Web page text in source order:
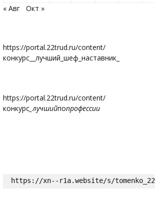
« Авг
Окт »
https://portal.22trud.ru/content/
конкурс__лучший_шеф_наставник_
https://portal.22trud.ru/content/
конкурс _лучшийпопрофессии
https://xn--r1a.website/s/tomenko_22